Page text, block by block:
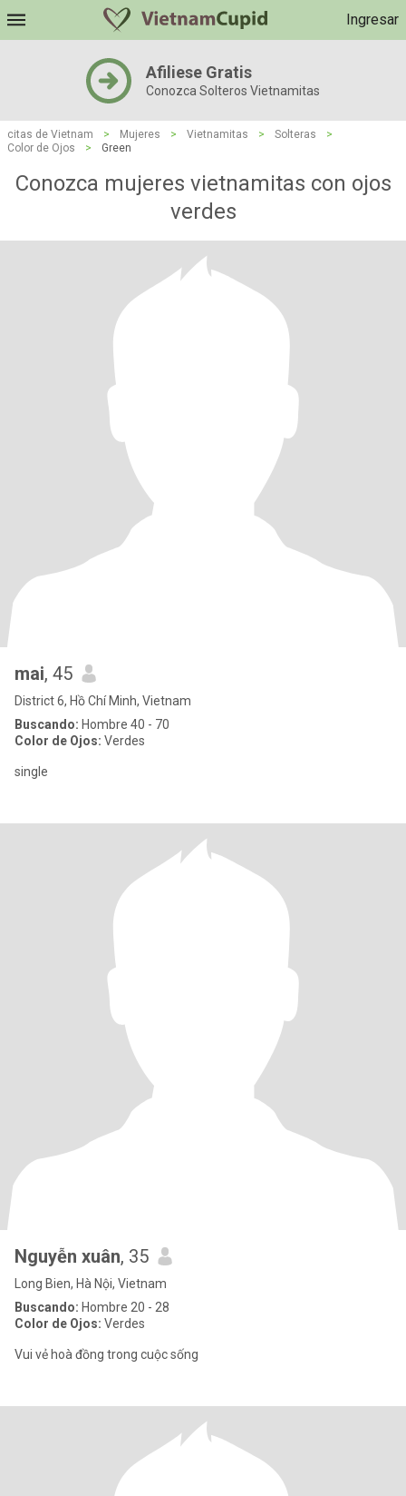
Ingresar
Afiliese Gratis
Conozca Solteros Vietnamitas
citas de Vietnam > Mujeres > Vietnamitas > Solteras
>
Color de Ojos
> Green
Conozca mujeres vietnamitas con ojos
verdes
mai, 45
District 6, Hồ Chí Minh, Vietnam
Buscando: Hombre 40 - 70
Color de Ojos: Verdes
single
Nguyễn xuân, 35
Long Bien, Hà Nội, Vietnam
Buscando: Hombre 20 - 28
Color de Ojos: Verdes
Vui vẻ hoà đồng trong cuộc sống